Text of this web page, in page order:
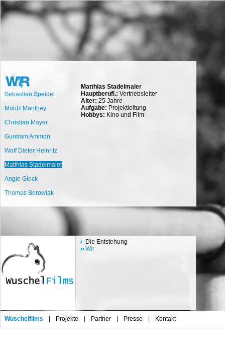
Sebastian Speidel
Moritz Manthey
Christian Mayer
Guntram Ammon
Wolf Dieter Heinritz
Matthias Stadelmaier
Angie Glock
Thomas Borowiak
Matthias Stadelmaier
Hauptberufl.: Vertriebsleiter
Alter: 25 Jahre
Aufgabe: Projektleitung
Hobbys: Kino und Film
Die Entstehung
Wir
Wuschelfilms Projekte Partner Presse Kontakt